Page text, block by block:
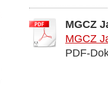
MGCZ
MGCZ
PDF-